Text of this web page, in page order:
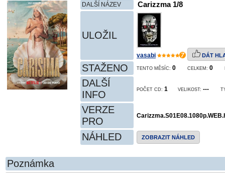
DALŠÍ NÁZEV Carizzma 1/8
ULOŽIL
vasabi 7 DÁT
STAŽENO TENTO MĚSÍC: 0 CELKEM: 0
DALŠÍ
INFO
POČET CD: 1 VELIKOST: ---
VERZE
PRO
NÁHLED ZOBRAZIT NÁHLED
Poznámka